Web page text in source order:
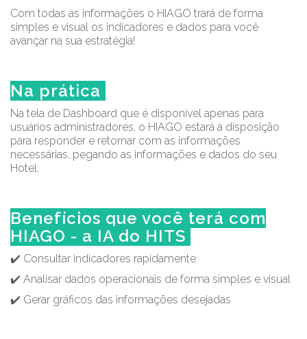
Com todas as informações o HIAGO trará de forma
simples e visual os indicadores e dados para você
avançar na sua estratégia!
Na prática
Na tela de Dashboard que é disponível apenas para
usuários administradores, o HIAGO estará á disposição
para responder e retornar com as informações
necessárias, pegando as informações e dados do seu
Hotel.
Benefícios que você terá com
HIAGO - a IA do HITS
✔️ Consultar indicadores rapidamente
✔️ Analisar dados operacionais de forma simples e visual
✔️ Gerar gráficos das informações desejadas